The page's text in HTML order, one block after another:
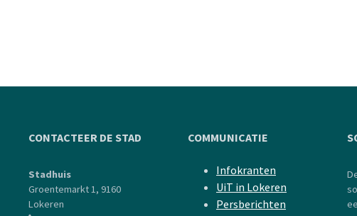
CONTACTEER DE STAD
Stadhuis
Groentemarkt 1, 9160
Lokeren
COMMUNICATIE
Infokranten
UiT in Lokeren
Persberichten